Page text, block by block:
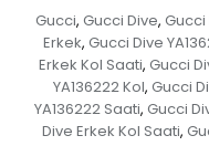
Gucci, Gucci Dive, Gucci
Erkek, Gucci Dive
Erkek Kol Saati, Gucci
YA136222 Kol, Gucci
YA136222 Saati, Gucci
Dive Erkek Kol Saati,